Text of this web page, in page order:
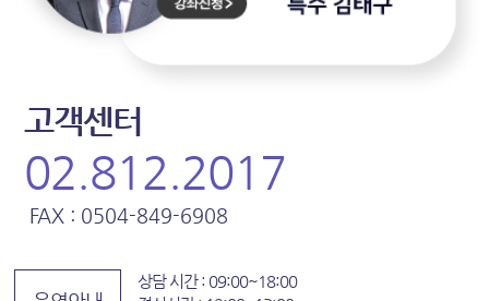
고객센터
02.812.2017
FAX : 0504-849-6908
상담 시간 : 09:00~18:00